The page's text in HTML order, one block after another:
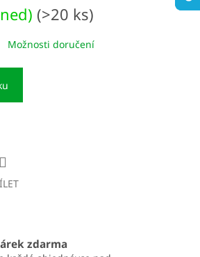
(>20 ks)
Možnosti doručení
zdarma